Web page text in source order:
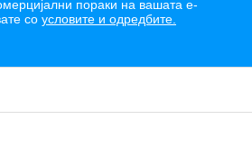
пораки на вашата е-
со условите и одредбите.